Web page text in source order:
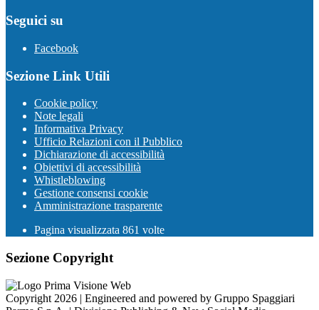
Seguici su
Facebook
Sezione Link Utili
Cookie policy
Note legali
Informativa Privacy
Ufficio Relazioni con il Pubblico
Dichiarazione di accessibilità
Obiettivi di accessibilità
Whistleblowing
Gestione consensi cookie
Amministrazione trasparente
Pagina visualizzata 861 volte
Sezione Copyright
Copyright 2026 | Engineered and powered by Gruppo Spaggiari